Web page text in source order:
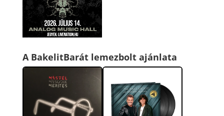
A BakelitBarát lemezbolt ajánlata